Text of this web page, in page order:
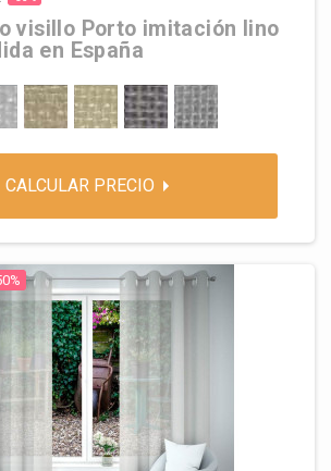
visillo Porto imitación lino
en España
GRISÁCEO
BEIGE MARFILGRIS-HORMIGON
GRIS-SEDA
CALCULAR PRECIO